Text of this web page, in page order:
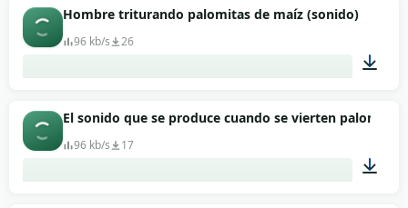
00:02
Hombre triturando palomitas de maíz (sonido)
96 kb/s 26
00:05
El sonido que se produce cuando se vierten
96 kb/s 17